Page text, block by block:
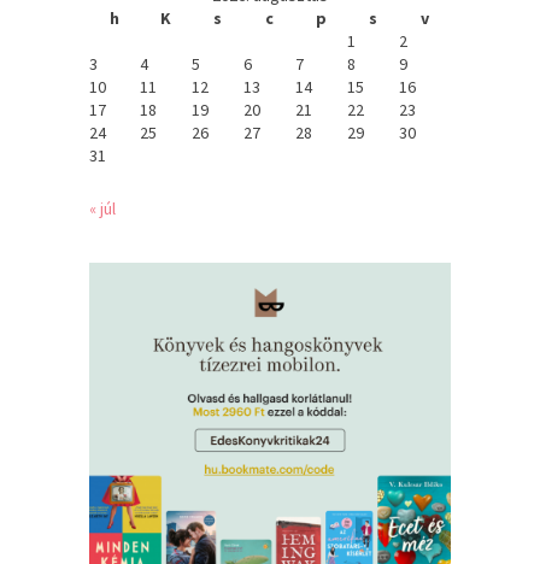
h
K s c p s
v
1
2
3
4 5 6 7 8
9
10
11 12 13 14 15
16
17
18 19 20 21 22
23
24
25 26 27 28 29
30
31
« júl